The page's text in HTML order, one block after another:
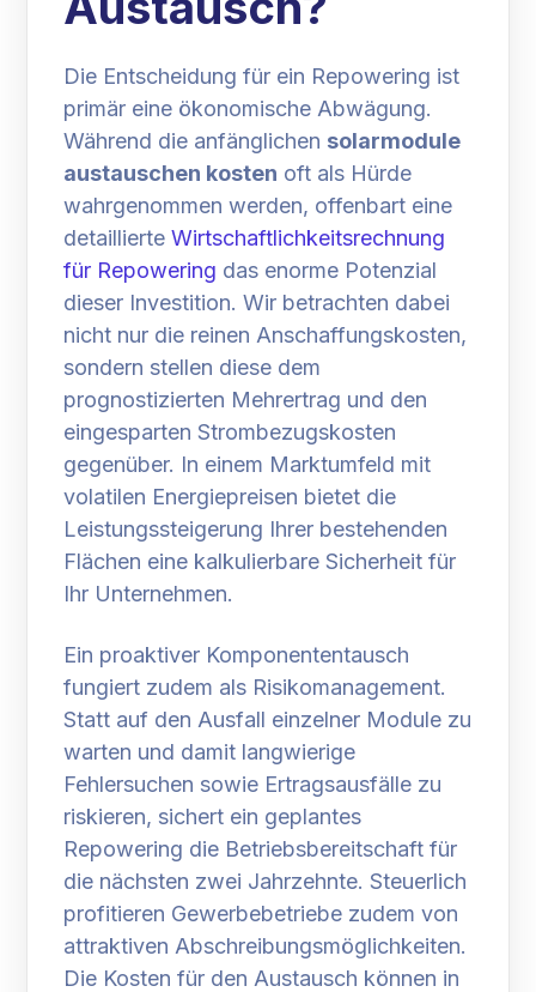
Die Entscheidung für ein Repowering ist
primär eine ökonomische Abwägung.
Während die anfänglichen solarmodule
austauschen kosten oft als Hürde
wahrgenommen werden, offenbart eine
detaillierteWirtschaftlichkeitsrechnung
für Repowering das enorme Potenzial
dieser Investition. Wir betrachten dabei
nicht nur die reinen Anschaffungskosten,
sondern stellen diese dem
prognostizierten Mehrertrag und den
eingesparten Strombezugskosten
gegenüber. In einem Marktumfeld mit
volatilen Energiepreisen bietet die
Leistungssteigerung Ihrer bestehenden
Flächen eine kalkulierbare Sicherheit für
Ihr Unternehmen.
Ein proaktiver Komponententausch
fungiert zudem als Risikomanagement.
Statt auf den Ausfall einzelner Module zu
warten und damit langwierige
Fehlersuchen sowie Ertragsausfälle zu
riskieren, sichert ein geplantes
Repowering die Betriebsbereitschaft für
die nächsten zwei Jahrzehnte. Steuerlich
profitieren Gewerbebetriebe zudem von
attraktiven Abschreibungsmöglichkeiten.
Die Kosten für den Austausch können in